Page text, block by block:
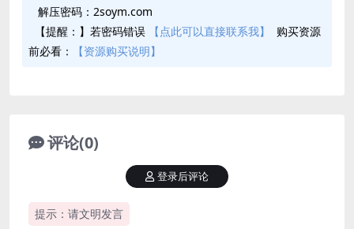
解压密码：2soym.com
【提醒：】若密码错误
【点此可以直接联系我】
购买资源
前必看：
【资源购买说明】
评论(0)
提示：请文明发言
登录后评论